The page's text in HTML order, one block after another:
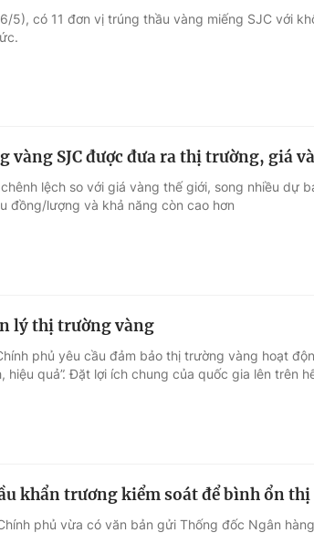
Làm đẹp
5), có 11 đơn vị trúng thầu vàng miếng SJC với
vàng SJC được đưa ra thị trường, giá
lệch so với giá vàng thế giới, song nhiều dự
đồng/lượng và khả năng còn cao hơn
lý thị trường vàng
phủ yêu cầu đảm bảo thị trường vàng hoạt
hiệu quả”. Đặt lợi ích chung của quốc gia lên trên
khẩn trương kiểm soát để bình ổn
phủ vừa có văn bản gửi Thống đốc Ngân